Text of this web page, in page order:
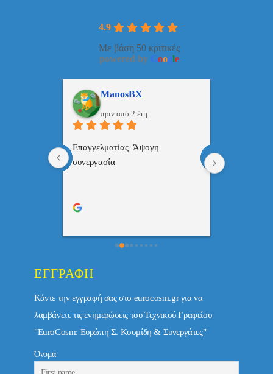
4.9
Με βάση 50 κριτικές
powered by Google
ManosBX
πριν από 2 έτη
Επαγγελματίας  Άψογη
συνεργασία
ΕΓΓΡΑΦΉ
Κάντε την εγγραφή σας στο eurocosm.gr για να
λαμβάνετε τις ενημερώσεις του Τεχνικού Γραφείου
"EuroCosm: Ευρώπη Σ. Κοσμίδη & Συνεργάτες"
Όνομα